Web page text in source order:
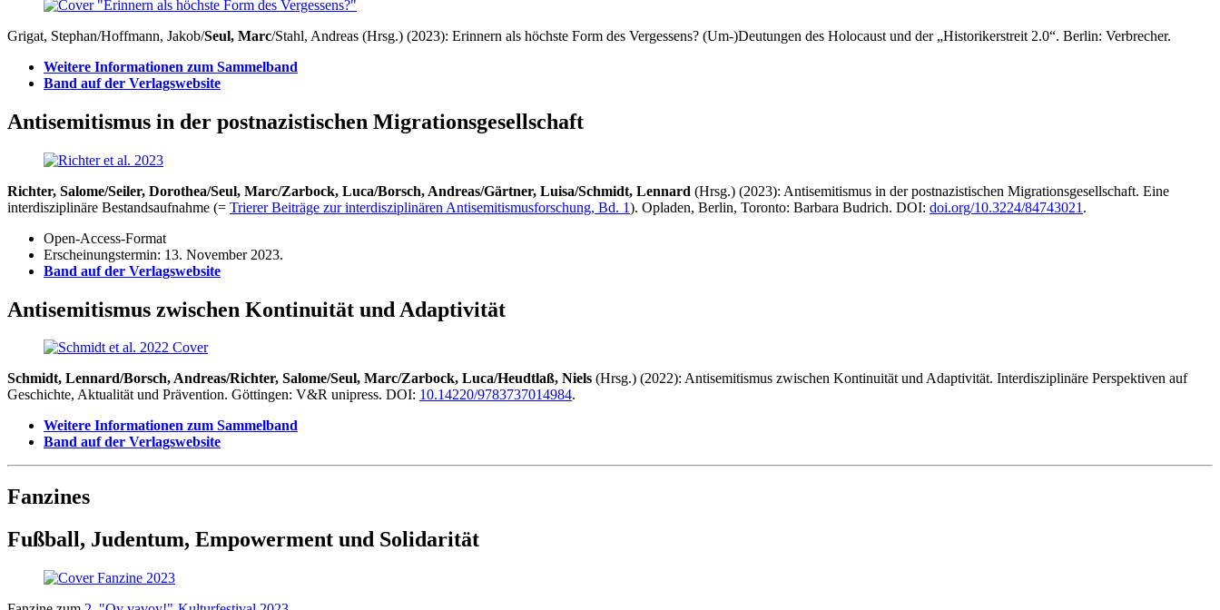
Grigat, Stephan/Hoffmann, Jakob/Seul, Marc/Stahl, Andreas (Hrsg.) (2023): Erinnern als höchste Form des Vergessens? (Um-)Deutungen des Holocaust und der „Historikerstreit 2.0“. Berlin: Verbrecher.
Weitere Informationen zum Sammelband
Band auf der Verlagswebsite
Antisemitismus in der postnazistischen Migrationsgesellschaft
Richter, Salome/Seiler, Dorothea/Seul, Marc/Zarbock, Luca/Borsch, Andreas/Gärtner, Luisa/Schmidt, Lennard (Hrsg.) (2023): Antisemitismus in der postnazistischen Migrationsgesellschaft. Eine
interdisziplinäre Bestandsaufnahme (= Trierer Beiträge zur interdisziplinären Antisemitismusforschung, Bd. 1). Opladen, Berlin, Toronto: Barbara Budrich. DOI: doi.org/10.3224/84743021 .
Open-Access-Format
Erscheinungstermin: 13. November 2023.
Band auf der Verlagswebsite
Antisemitismus zwischen Kontinuität und Adaptivität
Schmidt, Lennard/Borsch, Andreas/Richter, Salome/Seul, Marc/Zarbock, Luca/Heudtlaß, Niels (Hrsg.) (2022): Antisemitismus zwischen Kontinuität und Adaptivität. Interdisziplinäre Perspektiven auf
Geschichte, Aktualität und Prävention. Göttingen: V&R unipress. DOI: 10.14220/9783737014984.
Weitere Informationen zum Sammelband
Band auf der Verlagswebsite
Fanzines
Fußball, Judentum, Empowerment und Solidarität